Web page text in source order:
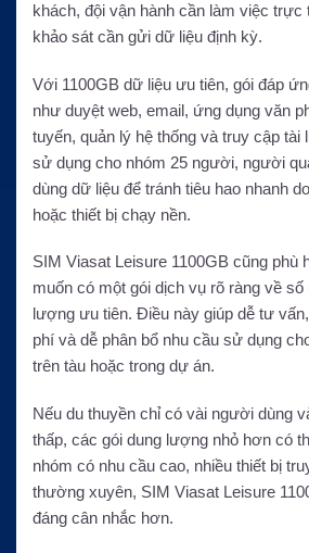
khách, đội vận hành cần làm việc trực
khảo sát cần gửi dữ liệu định kỳ.
Với 1100GB dữ liệu ưu tiên, gói đáp
như duyệt web, email, ứng dụng văn
tuyến, quản lý hệ thống và truy cập tài
sử dụng cho nhóm 25 người, người
dùng dữ liệu để tránh tiêu hao nhanh
hoặc thiết bị chạy nền.
SIM Viasat Leisure 1100GB cũng phù
muốn có một gói dịch vụ rõ ràng về
lượng ưu tiên. Điều này giúp dễ tư
phí và dễ phân bổ nhu cầu sử dụng
trên tàu hoặc trong dự án.
Nếu du thuyền chỉ có vài người dùng
thấp, các gói dung lượng nhỏ hơn có
nhóm có nhu cầu cao, nhiều thiết bị
thường xuyên, SIM Viasat Leisure
đáng cân nhắc hơn.